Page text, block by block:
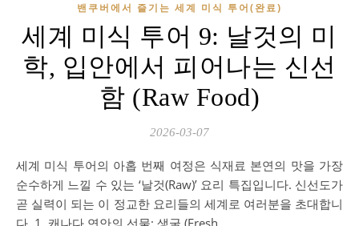
밴쿠버에서 즐기는 세계 미식 투어(완료)
세계 미식 투어 9: 날것의 미
학, 입안에서 피어나는 신선
함 (Raw Food)
2026-03-07
세계 미식 투어의 아홉 번째 여정은 식재료 본연의 맛을 가장
순수하게 느낄 수 있는 ‘날것(Raw)’ 요리 특집입니다. 신선도가
곧 실력이 되는 이 정교한 요리들의 세계로 여러분을 초대합니
다. 1. 캐나다 연안의 선물: 생굴 (Fresh…